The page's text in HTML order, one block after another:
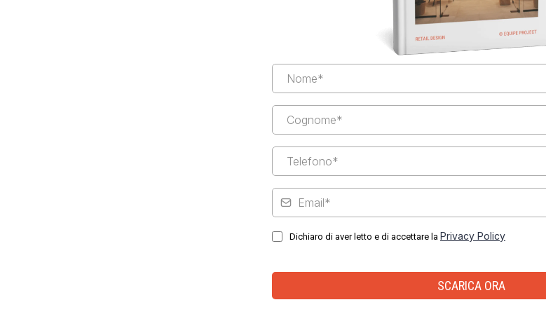
Dichiaro di aver letto e di accettare la Privacy Policy
SCARICA ORA